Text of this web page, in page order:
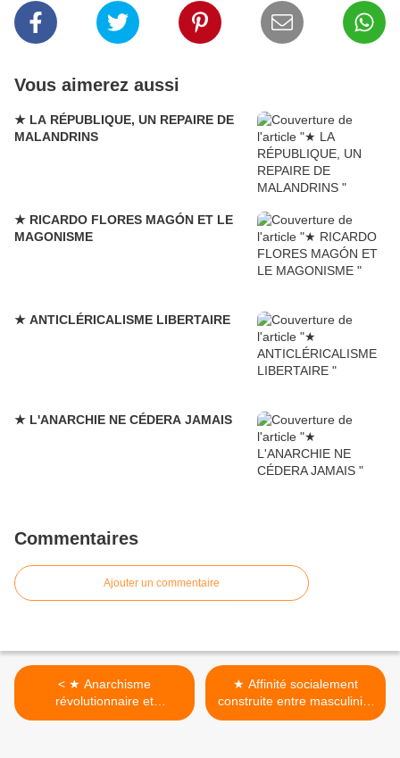
Vous aimerez aussi
★ LA RÉPUBLIQUE, UN REPAIRE DE
MALANDRINS
★ RICARDO FLORES MAGÓN ET LE
MAGONISME
★ ANTICLÉRICALISME LIBERTAIRE
★ L'ANARCHIE NE CÉDERA JAMAIS
Commentaires
Ajouter un commentaire
< ★ Anarchisme
révolutionnaire et
organisation 2/3
★ Affinité socialement
construite entre masculinité
et militarisme >